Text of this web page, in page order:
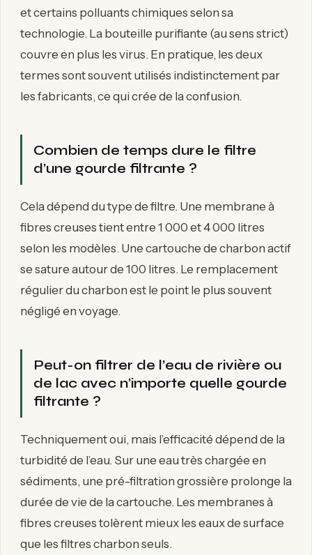
et certains polluants chimiques selon sa
technologie. La bouteille purifiante (au sens strict)
couvre en plus les virus. En pratique, les deux
termes sont souvent utilisés indistinctement par
les fabricants, ce qui crée de la confusion.
Combien de temps dure le filtre
d’une gourde filtrante ?
Cela dépend du type de filtre. Une membrane à
fibres creuses tient entre 1 000 et 4 000 litres
selon les modèles. Une cartouche de charbon actif
se sature autour de 100 litres. Le remplacement
régulier du charbon est le point le plus souvent
négligé en voyage.
Peut-on filtrer de l’eau de rivière ou
de lac avec n’importe quelle gourde
filtrante ?
Techniquement oui, mais l’efficacité dépend de la
turbidité de l’eau. Sur une eau très chargée en
sédiments, une pré-filtration grossière prolonge la
durée de vie de la cartouche. Les membranes à
fibres creuses tolèrent mieux les eaux de surface
que les filtres charbon seuls.